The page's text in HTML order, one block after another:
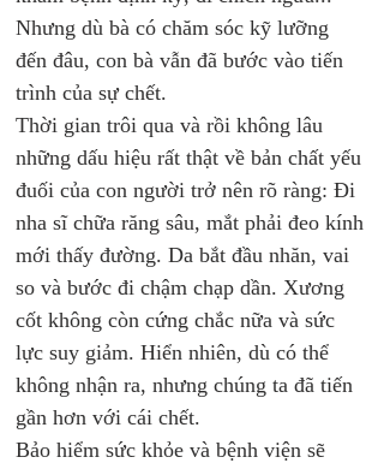
Nhưng dù bà có chăm sóc kỹ lưỡng
đến đâu, con bà vẫn đã bước vào tiến
trình của sự chết.
Thời gian trôi qua và rồi không lâu
những dấu hiệu rất thật về bản chất yếu
đuối của con người trở nên rõ ràng: Đi
nha sĩ chữa răng sâu, mắt phải đeo kính
mới thấy đường. Da bắt đầu nhăn, vai
so và bước đi chậm chạp dần. Xương
cốt không còn cứng chắc nữa và sức
lực suy giảm. Hiển nhiên, dù có thể
không nhận ra, nhưng chúng ta đã tiến
gần hơn với cái chết.
Bảo hiểm sức khỏe và bệnh viện sẽ